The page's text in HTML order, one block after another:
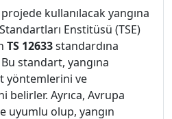
kullanılacak yangına
Enstitüsü (TSE)
TS 12633standardına
standart, yangına
yöntemlerini ve
Ayrıca, Avrupa
uyumlu olup, yangın